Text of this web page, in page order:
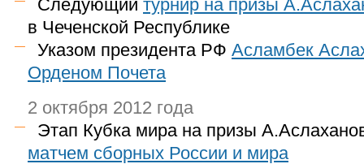
Следующий турнир на призы
в Чеченской Республике
Указом президента РФ Асламбек
Орденом Почета
2 октября 2012 года
Этап Кубка мира на призы
матчем сборных России и мира